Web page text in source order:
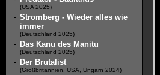
(USA 2025)
- Stromberg - Wieder alles wie
immer
(Deutschland 2025)
- Das Kanu des Manitu
(Deutschland 2025)
- Der Brutalist
(Großbritannien, USA, Ungarn 2024)